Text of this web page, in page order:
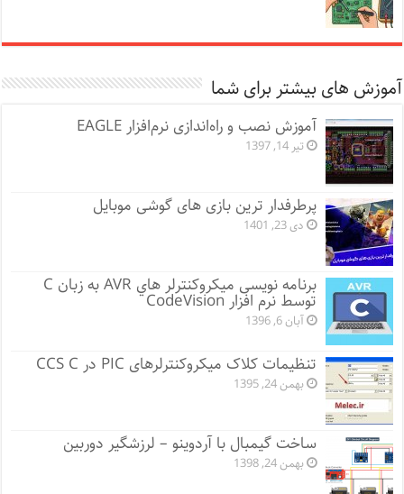
آموزش های بیشتر برای شما
آموزش نصب و راه‌اندازی نرم‌افزار EAGLE
تیر 14, 1397
پرطرفدار ترین بازی های گوشی موبایل
دی 23, 1401
برنامه نویسی میکروکنترلر هاي AVR به زبان C
توسط نرم افزار CodeVision
آبان 6, 1396
تنظیمات کلاک میکروکنترلرهای PIC در CCS C
بهمن 24, 1395
ساخت گیمبال با آردوینو – لرزشگیر دوربین
بهمن 24, 1398